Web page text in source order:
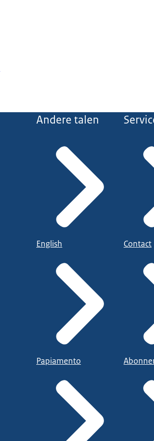
Andere talen
English
Papiamento
Contact